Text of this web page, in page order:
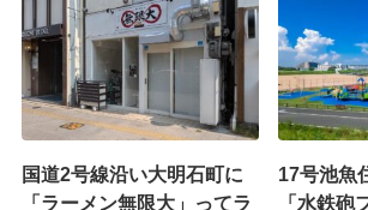
国道2号線沿い大明石町に
「ラーメン無限大」ってラ
17号池魚
「水鉄砲